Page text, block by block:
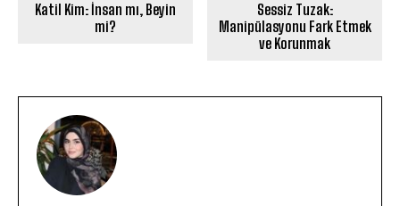
Katil Kim: İnsan mı, Beyin
mi?
Sessiz Tuzak:
Manipülasyonu Fark Etmek
ve Korunmak